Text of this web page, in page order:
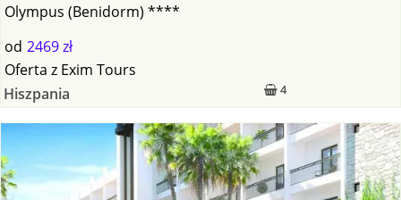
Olympus (Benidorm) ****
od 2469 zł
4
Oferta z Exim Tours
Hiszpania